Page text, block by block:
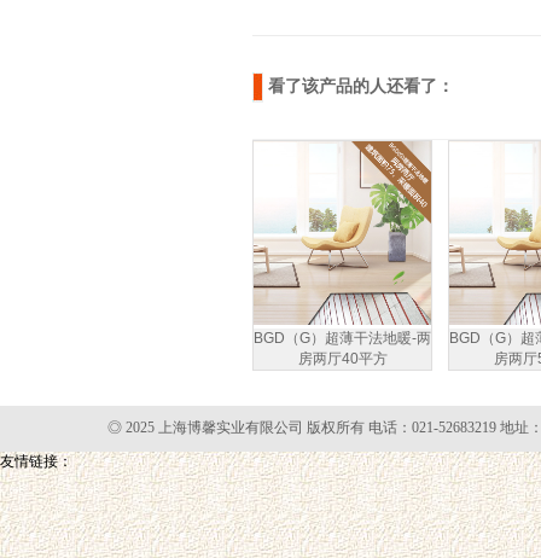
看了该产品的人还看了：
BGD（G）超薄干法地暖-两
房两厅40平方
BGD（G）超
房两
◎ 2025 上海博馨实业有限公司 版权所有 电话：021-52683219 地
友情链接：